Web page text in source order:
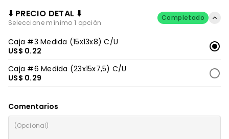
⬇️ PRECIO DETAL ⬇️
Seleccione mínimo 1 opción
Completado
Caja #3 Medida (15x13x8) C/U
US$ 0.22
Caja #6 Medida (23x15x7,5) C/U
US$ 0.29
Comentarios